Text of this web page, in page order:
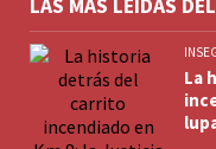
LAS MÁS LEÍDAS
La